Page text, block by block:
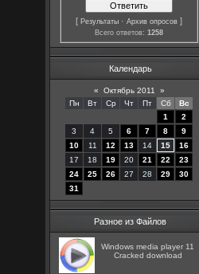
[Результаты ·Архив опросов ]
Всего ответов:1258
Календарь
« Октябрь 2011
»
Пн
Вт Ср Чт Пт Сб
Вс
1
2
3
4 5 6 7 8
9
10
11 12 13 14 15
16
17
18 19 20 21 22
23
24
25 26 27 28 29
30
31
Разное из Файлов
Windows media player 11
Cracked download